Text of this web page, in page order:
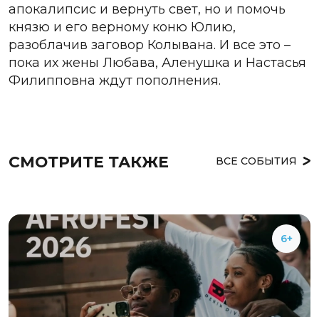
апокалипсис и вернуть свет, но и помочь
князю и его верному коню Юлию,
разоблачив заговор Колывана. И все это –
пока их жены Любава, Аленушка и Настасья
Филипповна ждут пополнения.
СМОТРИТЕ ТАКЖЕ ВСЕ СОБЫТИЯ
6+